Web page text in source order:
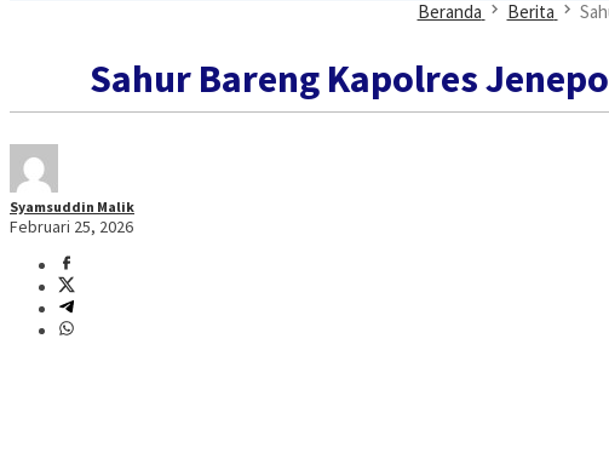
Beranda Berita
Sahur Bareng Kapolres
Syamsuddin Malik
Februari 25, 2026